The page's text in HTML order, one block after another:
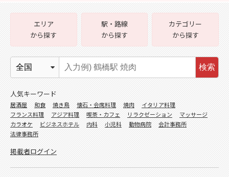
エリア
から探す
駅・路線
から探す
カテゴリー
から探す
検索
人気キーワード
居酒屋 和食 焼き鳥 懐石・会席料理 焼肉
イタリア料理
フランス料理
アジア料理 喫茶・カフェ リラクゼーション
マッサージ
カラオケ
ビジネスホテル 内科 小児科 動物病院
会計事務所
法律事務所
掲載者ログイン